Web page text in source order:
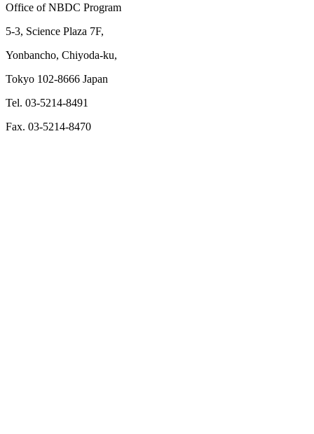
Office of NBDC Program
5-3, Science Plaza 7F,
Yonbancho, Chiyoda-ku,
Tokyo 102-8666 Japan
Tel. 03-5214-8491
Fax. 03-5214-8470